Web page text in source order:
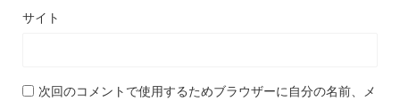
サイト
次回のコメントで使用するためブラウザーに自分の名前、メ